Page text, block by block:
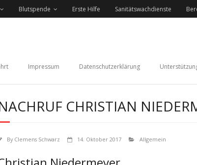
Blutspende Erste Hilfe Sanitätswachdienste
Impressum Datenschutzerklärung
CHRISTIAN
By Clemens Schwarz 14. Oktober 2017 Allgemein